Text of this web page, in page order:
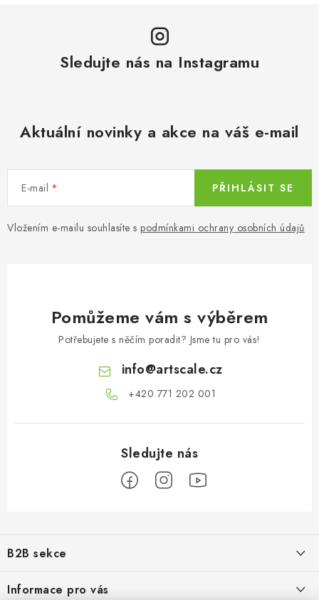
Sledujte nás na Instagramu
Aktuální novinky a akce na váš e-mail
E-mail
Vložením e-mailu souhlasíte s podmínkami ochrany osobních údajů
PŘIHLÁSIT SE
Pomůžeme vám s výběrem
Potřebujete s něčím poradit? Jsme tu pro vás!
info@artscale.cz
+420 771 202 001​
p
a
B2B sekce
poskytování odpovídajících služeb a servisu
Informace pro vás